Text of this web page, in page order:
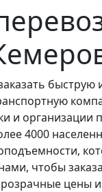
быструю
и организации
4000
чтобы
цены